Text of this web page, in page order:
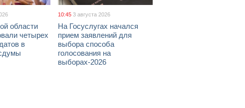
области
четырех
в
10:45 3 августа 2026
На Госуслугах начался
прием заявлений для
выбора способа
голосования на
выборах-2026